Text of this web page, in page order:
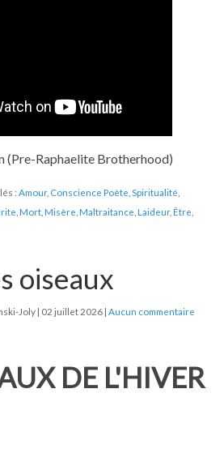
(Pre-Raphaelite Brotherhood)
: Amour, Conscience Poète Spiritualité
Mort Misère Maltraitance Laideur, Être
oiseaux
Joly 02 juillet 2026 Aucun commentaire
DE L'HIVER